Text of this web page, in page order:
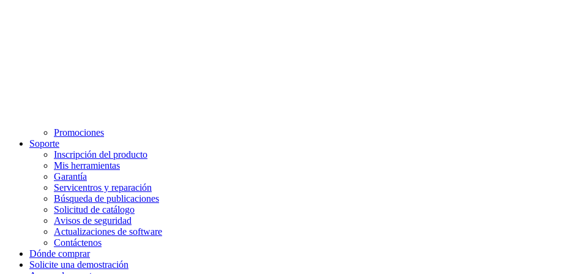
Promociones
Soporte
Inscripción del producto
Mis herramientas
Garantía
Servicentros y reparación
Búsqueda de publicaciones
Solicitud de catálogo
Avisos de seguridad
Actualizaciones de software
Contáctenos
Dónde comprar
Solicite una demostración